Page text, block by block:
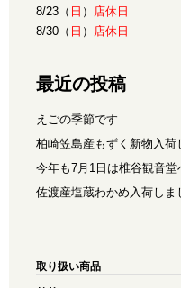
8/23（ 日 ） 店休日
8/30（ 日 ） 店休日
最近の投稿
えごの季節です
柏崎笠島産もずく新物入荷
今年も7月1日は椎谷観音堂
佐渡産塩蔵わかめ入荷しま
取り扱い商品